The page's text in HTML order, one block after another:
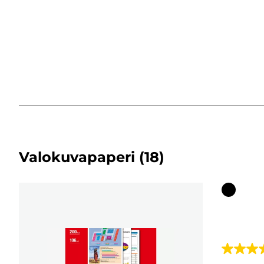
Valokuvapaperi (18)
4.7/5